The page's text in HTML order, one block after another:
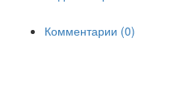
Комментарии (0)